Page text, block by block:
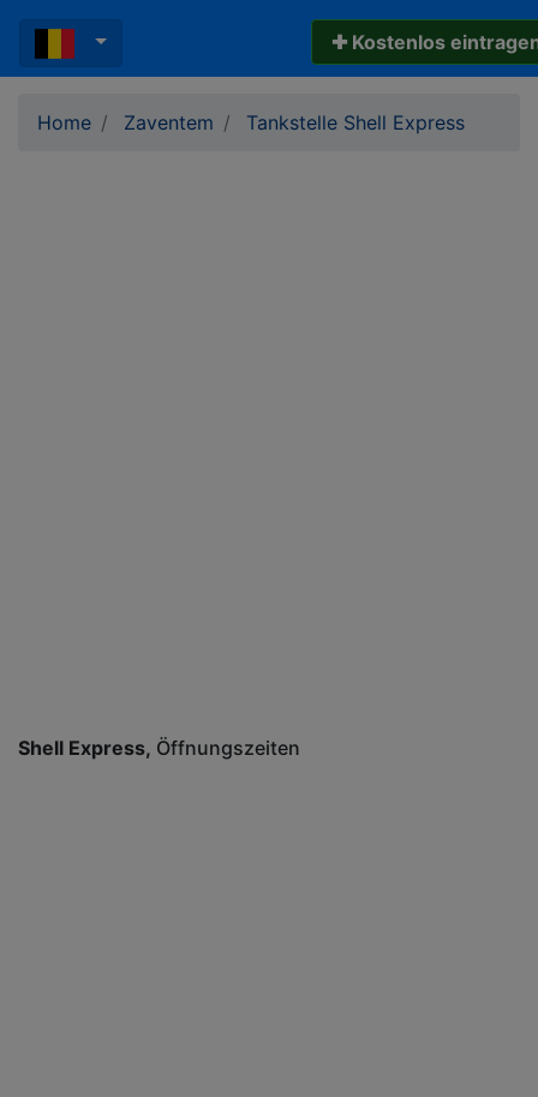
✚ Kostenlos
Home Zaventem Tankstelle Shell Express
Shell Express Öffnungszeiten